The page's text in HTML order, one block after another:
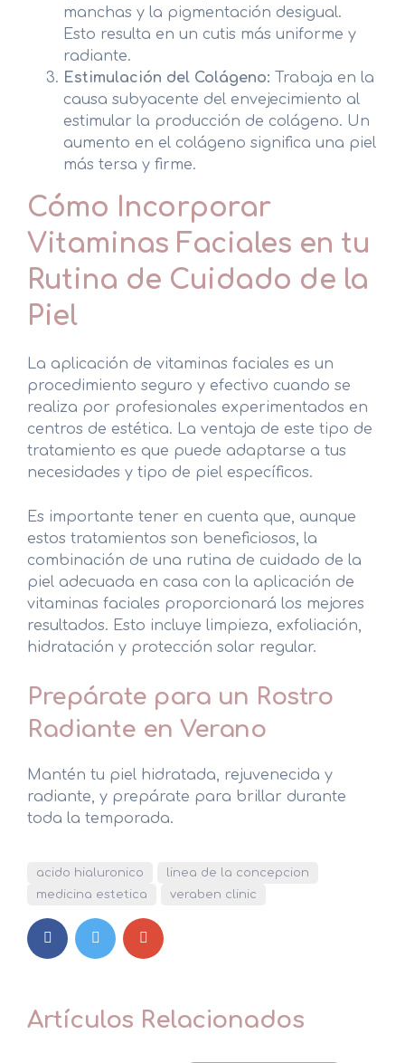
manchas y la pigmentación desigual.
Esto resulta en un cutis más uniforme y
radiante.
Estimulación del Colágeno: Trabaja en la
causa subyacente del envejecimiento al
estimular la producción de colágeno. Un
aumento en el colágeno significa una piel
más tersa y firme.
Cómo Incorporar
Vitaminas Faciales en tu
Rutina de Cuidado de la
Piel
La aplicación de vitaminas faciales es un
procedimiento seguro y efectivo cuando se
realiza por profesionales experimentados en
centros de estética. La ventaja de este tipo de
tratamiento es que puede adaptarse a tus
necesidades y tipo de piel específicos.
Es importante tener en cuenta que, aunque
estos tratamientos son beneficiosos, la
combinación de una rutina de cuidado de la
piel adecuada en casa con la aplicación de
vitaminas faciales proporcionará los mejores
resultados. Esto incluye limpieza, exfoliación,
hidratación y protección solar regular.
Prepárate para un Rostro
Radiante en Verano
Mantén tu piel hidratada, rejuvenecida y
radiante, y prepárate para brillar durante
toda la temporada.
acido hialuronico
linea de la concepcion
medicina estetica
veraben clinic
Artículos Relacionados